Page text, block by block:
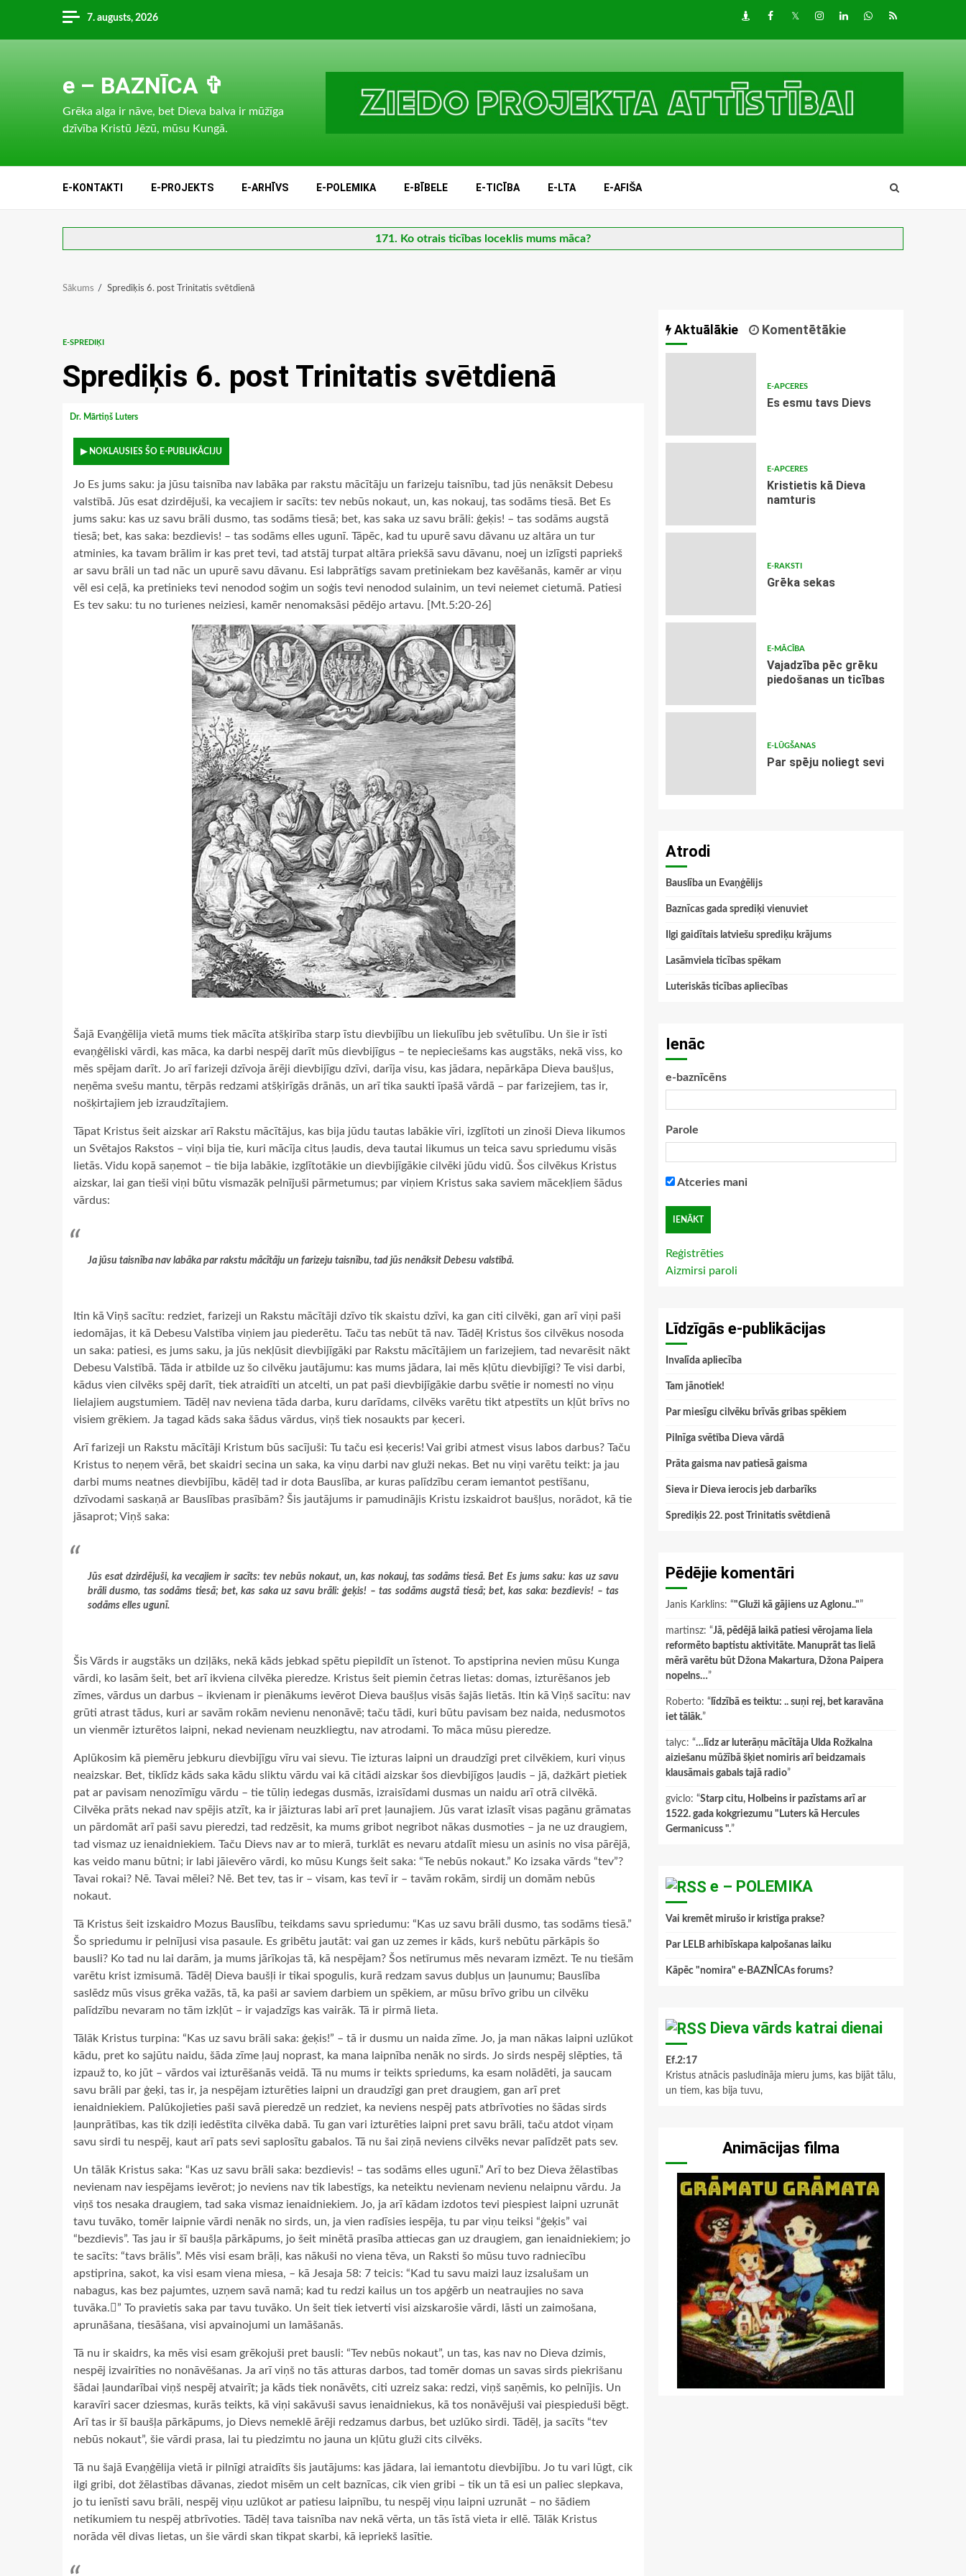
content
7. augusts, 2026 DraugiemFacebook
TwitterInstagram
LinkedInwhatsapp
RSS
e – BAZNĪCA ✞
Grēka alga ir nāve, bet Dieva balva ir mūžīga
dzīvība Kristū Jēzū, mūsu Kungā.
E-KONTAKTI E-PROJEKTS E-ARHĪVS E-POLEMIKA E-BĪBELE E-TICĪBA E-LTA E-AFIŠA
171. Ko otrais ticības loceklis mums māca?
Sākums Sprediķis 6. post Trinitatis svētdienā
E-SPREDIĶI
Sprediķis 6. post Trinitatis svētdienā
Dr. Mārtiņš Luters
▶ NOKLAUSIES ŠO E-PUBLIKĀCIJU
Jo Es jums saku: ja jūsu taisnība nav labāka par rakstu mācītāju un farizeju taisnību, tad jūs nenāksit Debesu
valstībā. Jūs esat dzirdējuši, ka vecajiem ir sacīts: tev nebūs nokaut, un, kas nokauj, tas sodāms tiesā. Bet Es
jums saku: kas uz savu brāli dusmo, tas sodāms tiesā; bet, kas saka uz savu brāli: ģeķis! – tas sodāms augstā
tiesā; bet, kas saka: bezdievis! – tas sodāms elles ugunī. Tāpēc, kad tu upurē savu dāvanu uz altāra un tur
atminies, ka tavam brālim ir kas pret tevi, tad atstāj turpat altāra priekšā savu dāvanu, noej un izlīgsti papriekš
ar savu brāli un tad nāc un upurē savu dāvanu. Esi labprātīgs savam pretiniekam bez kavēšanās, kamēr ar viņu
vēl esi ceļā, ka pretinieks tevi nenodod soģim un soģis tevi nenodod sulainim, un tevi neiemet cietumā. Patiesi
Es tev saku: tu no turienes neiziesi, kamēr nenomaksāsi pēdējo artavu. [Mt.5:20-26]
Šajā Evaņģēlija vietā mums tiek mācīta atšķirība starp īstu dievbijību un liekulību jeb svētulību. Un šie ir īsti
evaņģēliski vārdi, kas māca, ka darbi nespēj darīt mūs dievbijīgus – te nepieciešams kas augstāks, nekā viss, ko
mēs spējam darīt. Jo arī farizeji dzīvoja ārēji dievbijīgu dzīvi, darīja visu, kas jādara, nepārkāpa Dieva baušļus,
neņēma svešu mantu, tērpās redzami atšķirīgās drānās, un arī tika saukti īpašā vārdā – par farizejiem, tas ir,
nošķirtajiem jeb izraudzītajiem.
Tāpat Kristus šeit aizskar arī Rakstu mācītājus, kas bija jūdu tautas labākie vīri, izglītoti un zinoši Dieva likumos
un Svētajos Rakstos – viņi bija tie, kuri mācīja citus ļaudis, deva tautai likumus un teica savu spriedumu visās
lietās. Vidu kopā saņemot – tie bija labākie, izglītotākie un dievbijīgākie cilvēki jūdu vidū. Šos cilvēkus Kristus
aizskar, lai gan tieši viņi būtu vismazāk pelnījuši pārmetumus; par viņiem Kristus saka saviem mācekļiem šādus
vārdus:
Ja jūsu taisnība nav labāka par rakstu mācītāju un farizeju taisnību, tad jūs nenāksit Debesu valstībā.
Itin kā Viņš sacītu: redziet, farizeji un Rakstu mācītāji dzīvo tik skaistu dzīvi, ka gan citi cilvēki, gan arī viņi paši
iedomājas, it kā Debesu Valstība viņiem jau piederētu. Taču tas nebūt tā nav. Tādēļ Kristus šos cilvēkus nosoda
un saka: patiesi, es jums saku, ja jūs nekļūsit dievbijīgāki par Rakstu mācītājiem un farizejiem, tad nevarēsit nākt
Debesu Valstībā. Tāda ir atbilde uz šo cilvēku jautājumu: kas mums jādara, lai mēs kļūtu dievbijīgi? Te visi darbi,
kādus vien cilvēks spēj darīt, tiek atraidīti un atcelti, un pat paši dievbijīgākie darbu svētie ir nomesti no viņu
lielajiem augstumiem. Tādēļ nav neviena tāda darba, kuru darīdams, cilvēks varētu tikt atpestīts un kļūt brīvs no
visiem grēkiem. Ja tagad kāds saka šādus vārdus, viņš tiek nosaukts par ķeceri.
Arī farizeji un Rakstu mācītāji Kristum būs sacījuši: Tu taču esi ķeceris! Vai gribi atmest visus labos darbus? Taču
Kristus to neņem vērā, bet skaidri secina un saka, ka viņu darbi nav gluži nekas. Bet nu viņi varētu teikt: ja jau
darbi mums neatnes dievbijību, kādēļ tad ir dota Bauslība, ar kuras palīdzību ceram iemantot pestīšanu,
dzīvodami saskaņā ar Bauslības prasībām? Šis jautājums ir pamudinājis Kristu izskaidrot baušļus, norādot, kā tie
jāsaprot; Viņš saka:
Jūs esat dzirdējuši, ka vecajiem ir sacīts: tev nebūs nokaut, un, kas nokauj, tas sodāms tiesā. Bet Es jums saku: kas uz savu
brāli dusmo, tas sodāms tiesā; bet, kas saka uz savu brāli: ģeķis! – tas sodāms augstā tiesā; bet, kas saka: bezdievis! – tas
sodāms elles ugunī.
Šis Vārds ir augstāks un dziļāks, nekā kāds jebkad spētu piepildīt un īstenot. To apstiprina nevien mūsu Kunga
vārdi, ko lasām šeit, bet arī ikviena cilvēka pieredze. Kristus šeit piemin četras lietas: domas, izturēšanos jeb
zīmes, vārdus un darbus – ikvienam ir pienākums ievērot Dieva baušļus visās šajās lietās. Itin kā Viņš sacītu: nav
grūti atrast tādus, kuri ar savām rokām nevienu nenonāvē; taču tādi, kuri būtu pavisam bez naida, nedusmotos
un vienmēr izturētos laipni, nekad nevienam neuzkliegtu, nav atrodami. To māca mūsu pieredze.
Aplūkosim kā piemēru jebkuru dievbijīgu vīru vai sievu. Tie izturas laipni un draudzīgi pret cilvēkiem, kuri viņus
neaizskar. Bet, tiklīdz kāds saka kādu sliktu vārdu vai kā citādi aizskar šos dievbijīgos ļaudis – jā, dažkārt pietiek
pat ar pavisam nenozīmīgu vārdu – tie tūliņ iedegas dusmās, izraisīdami dusmas un naidu arī otrā cilvēkā.
Cilvēka prāts nekad nav spējis atzīt, ka ir jāizturas labi arī pret ļaunajiem. Jūs varat izlasīt visas pagānu grāmatas
un pārdomāt arī paši savu pieredzi, tad redzēsit, ka mums gribot negribot nākas dusmoties – ja ne uz draugiem,
tad vismaz uz ienaidniekiem. Taču Dievs nav ar to mierā, turklāt es nevaru atdalīt miesu un asinis no visa pārējā,
kas veido manu būtni; ir labi jāievēro vārdi, ko mūsu Kungs šeit saka: “Te nebūs nokaut.” Ko izsaka vārds “tev”?
Tavai rokai? Nē. Tavai mēlei? Nē. Bet tev, tas ir – visam, kas tevī ir – tavām rokām, sirdij un domām nebūs
nokaut.
Tā Kristus šeit izskaidro Mozus Bauslību, teikdams savu spriedumu: “Kas uz savu brāli dusmo, tas sodāms tiesā.”
Šo spriedumu ir pelnījusi visa pasaule. Es gribētu jautāt: vai gan uz zemes ir kāds, kurš nebūtu pārkāpis šo
bausli? Ko tad nu lai darām, ja mums jārīkojas tā, kā nespējam? Šos netīrumus mēs nevaram izmēzt. Te nu tiešām
varētu krist izmisumā. Tādēļ Dieva baušļi ir tikai spogulis, kurā redzam savus dubļus un ļaunumu; Bauslība
saslēdz mūs visus grēka važās, tā, ka paši ar saviem darbiem un spēkiem, ar mūsu brīvo gribu un cilvēku
palīdzību nevaram no tām izkļūt – ir vajadzīgs kas vairāk. Tā ir pirmā lieta.
Tālāk Kristus turpina: “Kas uz savu brāli saka: ģeķis!” – tā ir dusmu un naida zīme. Jo, ja man nākas laipni uzlūkot
kādu, pret ko sajūtu naidu, šāda zīme ļauj noprast, ka mana laipnība nenāk no sirds. Jo sirds nespēj slēpties, tā
izpauž to, ko jūt – vārdos vai izturēšanās veidā. Tā nu mums ir teikts spriedums, ka esam nolādēti, ja saucam
savu brāli par ģeķi, tas ir, ja nespējam izturēties laipni un draudzīgi gan pret draugiem, gan arī pret
ienaidniekiem. Palūkojieties paši savā pieredzē un redziet, ka neviens nespēj pats atbrīvoties no šādas sirds
ļaunprātības, kas tik dziļi iedēstīta cilvēka dabā. Tu gan vari izturēties laipni pret savu brāli, taču atdot viņam
savu sirdi tu nespēj, kaut arī pats sevi saplosītu gabalos. Tā nu šai ziņā neviens cilvēks nevar palīdzēt pats sev.
Un tālāk Kristus saka: “Kas uz savu brāli saka: bezdievis! – tas sodāms elles ugunī.” Arī to bez Dieva žēlastības
nevienam nav iespējams ievērot; jo neviens nav tik labestīgs, ka neteiktu nevienam nevienu nelaipnu vārdu. Ja
viņš tos nesaka draugiem, tad saka vismaz ienaidniekiem. Jo, ja arī kādam izdotos tevi piespiest laipni uzrunāt
tavu tuvāko, tomēr laipnie vārdi nenāk no sirds, un, ja vien radīsies iespēja, tu par viņu teiksi “ģeķis” vai
“bezdievis”. Tas jau ir šī baušļa pārkāpums, jo šeit minētā prasība attiecas gan uz draugiem, gan ienaidniekiem; jo
te sacīts: “tavs brālis”. Mēs visi esam brāļi, kas nākuši no viena tēva, un Raksti šo mūsu tuvo radniecību
apstiprina, sakot, ka visi esam viena miesa, – kā Jesaja 58: 7 teicis: “Kad tu savu maizi lauz izsalušam un
nabagus, kas bez pajumtes, uzņem savā namā; kad tu redzi kailus un tos apģērb un neatraujies no sava
tuvāka.” To pravietis saka par tavu tuvāko. Un šeit tiek ietverti visi aizskarošie vārdi, lāsti un zaimošana,
aprunāšana, tiesāšana, visi apvainojumi un lamāšanās.
Tā nu ir skaidrs, ka mēs visi esam grēkojuši pret bausli: “Tev nebūs nokaut”, un tas, kas nav no Dieva dzimis,
nespēj izvairīties no nonāvēšanas. Ja arī viņš no tās atturas darbos, tad tomēr domas un savas sirds piekrišanu
šādai ļaundarībai viņš nespēj atvairīt; ja kāds tiek nonāvēts, citi uzreiz saka: redzi, viņš saņēmis, ko pelnījis. Un
karavīri sacer dziesmas, kurās teikts, kā viņi sakāvuši savus ienaidniekus, kā tos nonāvējuši vai piespieduši bēgt.
Arī tas ir šī baušļa pārkāpums, jo Dievs nemeklē ārēji redzamus darbus, bet uzlūko sirdi. Tādēļ, ja sacīts “tev
nebūs nokaut”, šie vārdi prasa, lai tu piedzimtu no jauna un kļūtu gluži cits cilvēks.
Tā nu šajā Evaņģēlija vietā ir pilnīgi atraidīts šis jautājums: kas jādara, lai iemantotu dievbijību. Jo tu vari lūgt, cik
ilgi gribi, dot žēlastības dāvanas, ziedot misēm un celt baznīcas, cik vien gribi – tik un tā esi un paliec slepkava,
jo tu ienīsti savu brāli, nespēj viņu uzlūkot ar patiesu laipnību, tu nespēj viņu laipni uzrunāt – no šādiem
netikumiem tu nespēj atbrīvoties. Tādēļ tava taisnība nav nekā vērta, un tās īstā vieta ir ellē. Tālāk Kristus
norāda vēl divas lietas, un šie vārdi skan tikpat skarbi, kā iepriekš lasītie.
Aktuālākie Komentētākie
E-APCERES
Es esmu tavs Dievs
E-APCERES
Kristietis kā Dieva
namturis
E-RAKSTI
Grēka sekas
E-MĀCĪBA
Vajadzība pēc grēku
piedošanas un ticības
E-LŪGŠANAS
Par spēju noliegt sevi
Atrodi
Bauslība un Evaņģēlijs
Baznīcas gada sprediķi vienuviet
Ilgi gaidītais latviešu sprediķu krājums
Lasāmviela ticības spēkam
Luteriskās ticības apliecības
Ienāc
e-baznīcēns
Parole
Atceries mani
Reģistrēties
Aizmirsi paroli
Līdzīgās e-publikācijas
Invalīda apliecība
Tam jānotiek!
Par miesīgu cilvēku brīvās gribas spēkiem
Pilnīga svētība Dieva vārdā
Prāta gaisma nav patiesā gaisma
Sieva ir Dieva ierocis jeb darbarīks
Sprediķis 22. post Trinitatis svētdienā
Pēdējie komentāri
Janis Karklins: “"Gluži kā gājiens uz Aglonu.."”
martinsz: “Jā, pēdējā laikā patiesi vērojama liela
reformēto baptistu aktivitāte. Manuprāt tas lielā
mērā varētu būt Džona Makartura, Džona Paipera
nopelns…”
Roberto: “ līdzībā es teiktu: .. suņi rej, bet karavāna
iet tālāk.”
talyc: “…līdz ar luterāņu mācītāja Ulda Rožkalna
aiziešanu mūžībā šķiet nomiris arī beidzamais
klausāmais gabals tajā radio”
gviclo: “Starp citu, Holbeins ir pazīstams arī ar
1522. gada kokgriezumu "Luters kā Hercules
Germanicuss ".”
e – POLEMIKA
Vai kremēt mirušo ir kristīga prakse?
Par LELB arhibīskapa kalpošanas laiku
Kāpēc "nomira" e-BAZNĪCAs forums?
Dieva vārds katrai dienai
Ef.2:17
Kristus atnācis pasludināja mieru jums, kas bijāt tālu,
un tiem, kas bija tuvu,
Animācijas filma